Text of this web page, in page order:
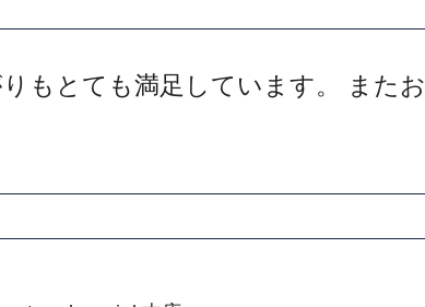
もとても満足しています。 またお